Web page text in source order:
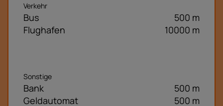
Verkehr
Bus
500 m
Flughafen
10000 m
Sonstige
Bank
500 m
Geldautomat
500 m